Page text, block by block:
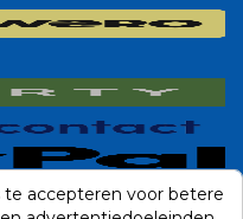
accepteren voor betere